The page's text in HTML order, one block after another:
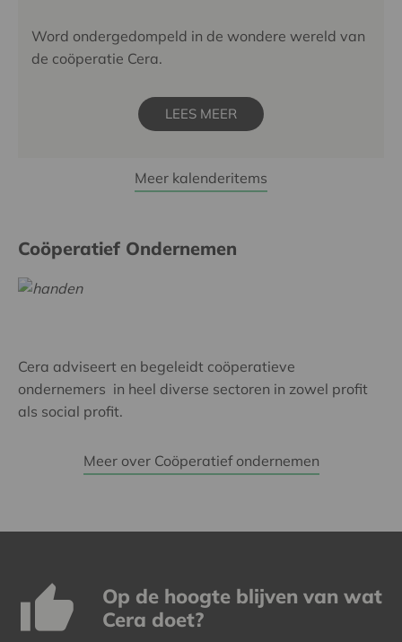
Word ondergedompeld in de wondere wereld van
de coöperatie Cera.
LEES MEER
Meer kalenderitems
Coöperatief Ondernemen
Cera adviseert en begeleidt coöperatieve
ondernemers in heel diverse sectoren in zowel profit
als social profit.
Meer over Coöperatief ondernemen
Op de hoogte blijven van wat
Cera doet?